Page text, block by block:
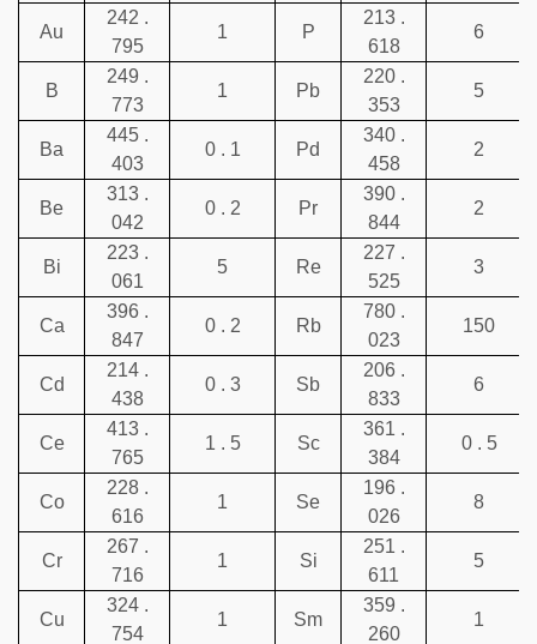
Au
242 .
795
1 P
213 .
618
6
B
249 .
773
1 Pb
220 .
353
5
Ba
445 .
403
0 . 1 Pd
340 .
458
2
Be
313 .
042
0 . 2 Pr
390 .
844
2
Bi
223 .
061
5 Re
227 .
525
3
Ca
396 .
847
0 . 2 Rb
780 .
023
150
Cd
214 .
438
0 . 3 Sb
206 .
833
6
Ce
413 .
765
1 . 5 Sc
361 .
384
0 . 5
Co
228 .
616
1 Se
196 .
026
8
Cr
267 .
716
1 Si
251 .
611
5
Cu
324 .
754
1 Sm
359 .
260
1